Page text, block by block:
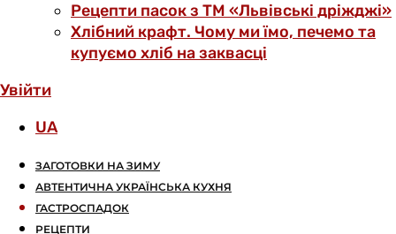
Рецепти пасок з ТМ «Львівські дріжджі»
Хлібний крафт. Чому ми їмо, печемо та
купуємо хліб на заквасці
Увійти
UA
ЗАГОТОВКИ НА ЗИМУ
АВТЕНТИЧНА УКРАЇНСЬКА КУХНЯ
ГАСТРОСПАДОК
РЕЦЕПТИ